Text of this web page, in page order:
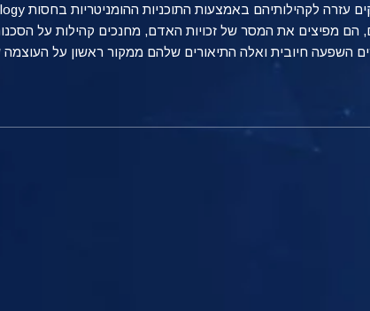
הם מפיצים את המסר של זכויות האדם, מחנכים קהילות על
השפעה חיובית ואלה התיאורים שלהם ממקור ראשון על